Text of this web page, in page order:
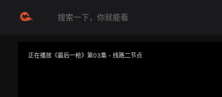
正在播放《最后一枪》第03集 - 线路二节点